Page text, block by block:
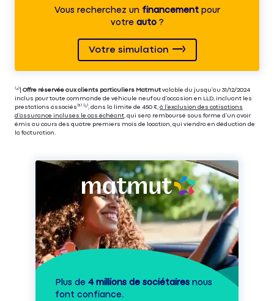
Vous recherchez unfinancementpour
votre auto?
Votre simulation
⁽⁴⁾| Offre réservée aux clients particuliers Matmut valable du jusqu’au 31/12/2024
inclus pour toute commande de véhicule neuf ou d’occasion en LLD, incluant les
prestations associés⁽³⁾ ⁽⁵⁾, dans la limite de 450 €, à l’exclusion des cotisations
d’assurance incluses le cas échéant , qui sera remboursé sous forme d’un avoir
émis au cours des quatre premiers mois de location, qui viendra en déduction de
la facturation.
Plus de 4 millions de sociétaires nous
font confiance.